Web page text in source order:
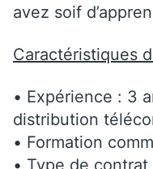
avez soif
Caractéristiques
• Expérience : 3
distribution
• Formation
• Type de contrat